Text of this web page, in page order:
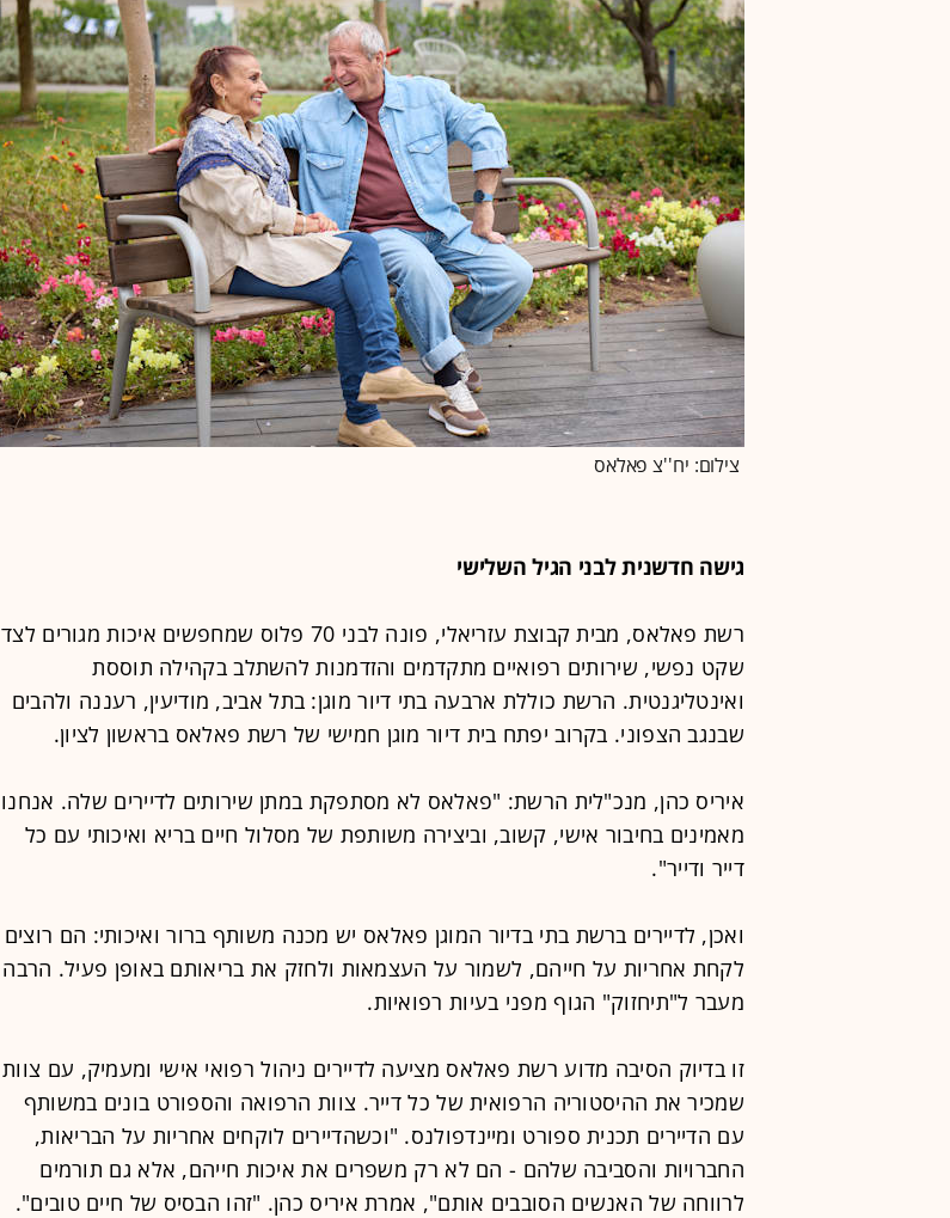
צילום: יח''צ פאלאס
גישה חדשנית לבני הגיל השלישי
רשת פאלאס, מבית קבוצת עזריאלי, פונה לבני 70 פלוס שמחפשים איכות מגורים לצד
שקט נפשי, שירותים רפואיים מתקדמים והזדמנות להשתלב בקהילה תוססת
ואינטליגנטית. הרשת כוללת ארבעה בתי דיור מוגן: בתל אביב, מודיעין, רעננה ולהבים
שבנגב הצפוני. בקרוב יפתח בית דיור מוגן חמישי של רשת פאלאס בראשון לציון.
איריס כהן, מנכ"לית הרשת: "פאלאס לא מסתפקת במתן שירותים לדיירים שלה. אנחנו
מאמינים בחיבור אישי, קשוב, וביצירה משותפת של מסלול חיים בריא ואיכותי עם כל
דייר ודייר".
ואכן, לדיירים ברשת בתי בדיור המוגן פאלאס יש מכנה משותף ברור ואיכותי: הם רוצים
לקחת אחריות על חייהם, לשמור על העצמאות ולחזק את בריאותם באופן פעיל. הרבה
מעבר ל"תיחזוק" הגוף מפני בעיות רפואיות.
זו בדיוק הסיבה מדוע רשת פאלאס מציעה לדיירים ניהול רפואי אישי ומעמיק, עם צוות
שמכיר את ההיסטוריה הרפואית של כל דייר. צוות הרפואה והספורט בונים במשותף
עם הדיירים תכנית ספורט ומיינדפולנס. "וכשהדיירים לוקחים אחריות על הבריאות,
החברויות והסביבה שלהם - הם לא רק משפרים את איכות חייהם, אלא גם תורמים
לרווחה של האנשים הסובבים אותם", אמרת איריס כהן. "זהו הבסיס של חיים טובים".